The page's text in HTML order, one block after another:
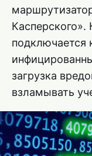
Касперского».
подключается
загрузка
взламывать